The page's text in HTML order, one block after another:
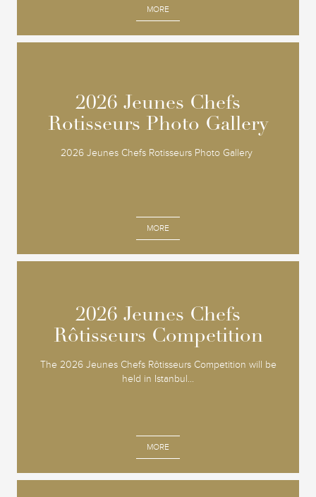
MORE
2026 Jeunes Chefs
Rotisseurs Photo Gallery
2026 Jeunes Chefs Rotisseurs Photo Gallery
MORE
2026 Jeunes Chefs
Rotisseurs Photo Gallery
2026 Jeunes Chefs
Rôtisseurs Competition
The 2026 Jeunes Chefs Rôtisseurs Competition will be
held in Istanbul...
MORE
2026 Jeunes Chefs
Rôtisseurs Competition